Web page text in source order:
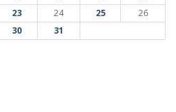
23 24 25
26
30 31